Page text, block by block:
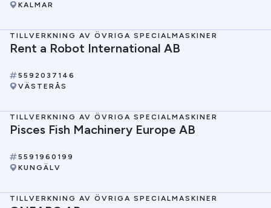
KALMAR
TILLVERKNING AV ÖVRIGA SPECIALMASKINER
Rent a Robot International AB
5592037146
VÄSTERÅS
TILLVERKNING AV ÖVRIGA SPECIALMASKINER
Pisces Fish Machinery Europe AB
5591960199
KUNGÄLV
TILLVERKNING AV ÖVRIGA SPECIALMASKINER